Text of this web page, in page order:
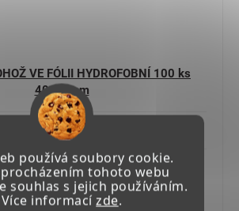
používá soubory cookie.
tohoto webu
souhlas s jejich používáním.
Více informacízde.
VE FÓLII HYDROFOBNÍ 100 ks
40x50 cm
Skladem u výrobce 4-6 týdnů
3 242,80 Kč včetně DPH
2 680 Kč